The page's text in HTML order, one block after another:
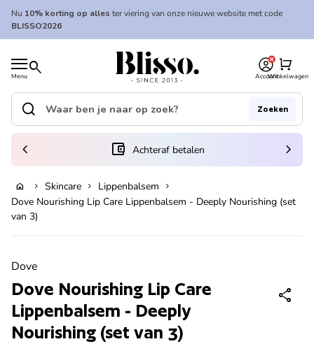
Uitverkocht
Overslaan naar inhoud
Nu 10% korting op alles ter viering van onze nieuwe website met code
BLISSO2026
Menu search
Home
AccountWinkelwagen
shopping_cart
Home
Zoek op"
search Zoeken
(link opent in nieuw tabblad/venster)
account_balance_wallet Achteraf betalen
chevron_left chevron_right
home chevron_right Skincare chevron_right Lippenbalsem chevron_right
Dove Nourishing Lip Care Lippenbalsem - Deeply Nourishing (set
van 3)
Dove
Dove Nourishing Lip Care
Lippenbalsem - Deeply
Nourishing (set van 3)
share